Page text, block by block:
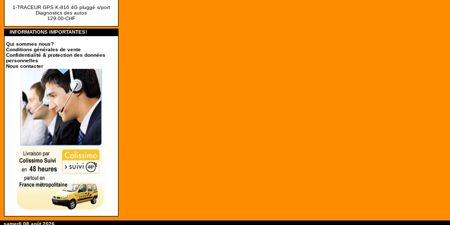
1-TRACEUR GPS K-816 4G pluggé s/port
Diagnostics des autos
129.00-CHF
INFORMATIONS IMPORTANTES!
Qui sommes nous?
Conditions générales de vente
Confidentialité & protection des données
personnelles
Nous contacter
samedi 08 août 2026